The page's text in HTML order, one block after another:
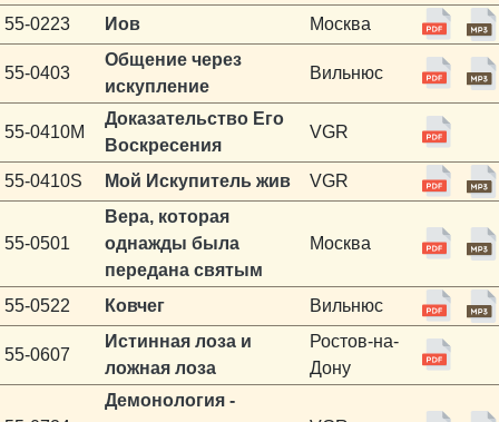
55-0223 Иов Москва
55-0403
Общение через
искупление
Вильнюс
55-0410M
Доказательство Его
Воскресения
VGR
55-0410S Мой Искупитель жив VGR
55-0501
Вера, которая
однажды была
передана святым
Москва
55-0522 Ковчег Вильнюс
55-0607
Истинная лоза и
ложная лоза
Ростов-на-
Дону
Демонология -